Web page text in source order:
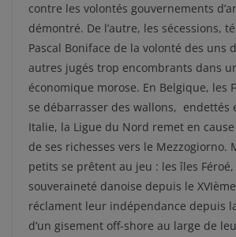
contre les volontés gouvernements
démontré. De l’autre, les sécessions,
Pascal Boniface de la volonté des uns
autres jugés trop encombrants dans
économique morose. En Belgique, les
se débarrasser des wallons, endettés
Italie, la Ligue du Nord remet en
de ses richesses vers le Mezzogiorno.
petits se prêtent au jeu : les îles Féroé,
souveraineté danoise depuis le
réclament leur indépendance depuis
d’un gisement off-shore au large de